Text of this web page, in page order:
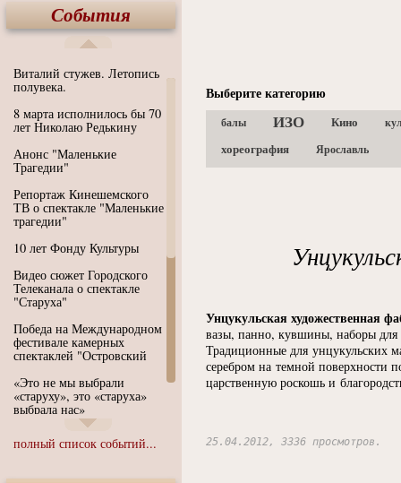
События
Виталий стужев. Летопись
полувека.
8 марта исполнилось бы 70
лет Николаю Редькину
Анонс "Маленькие
Трагедии"
Репортаж Кинешемского
ТВ о спектакле "Маленькие
трагедии"
10 лет Фонду Культуры
Видео сюжет Городского
Телеканала о спектакле
"Старуха"
Победа на Международном
фестивале камерных
спектаклей "Островский
«Это не мы выбрали
«старуху», это «старуха»
выбрала нас»
Иммерсивный спектакль
"Язык чистого полета
полный список событий...
Выберите категорию
балы ИЗО Кино
хореография Ярославль
Унцукульская художественная
вазы, панно, кувшины, на­боры
Традиционные для унцукульских
серебром на темной поверхности
царственную роскошь и
25.04.2012, 3336 просмотров.